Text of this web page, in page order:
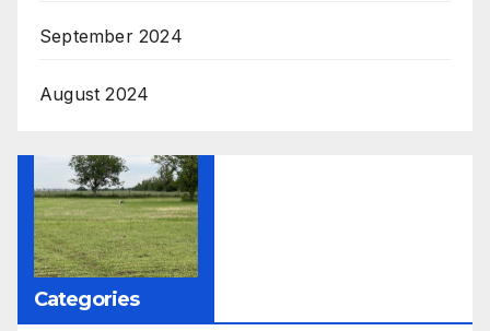
September 2024
August 2024
Categories